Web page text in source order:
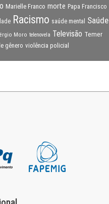
Marielle Franco morte Papa Francisco
Racismo saúde mental
Saúde
Moro telenovela Televisão Temer
gênero violência policial